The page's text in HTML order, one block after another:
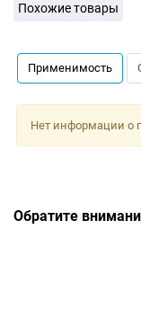
Похожие товары
Применимость
Нет информации о
Обратите